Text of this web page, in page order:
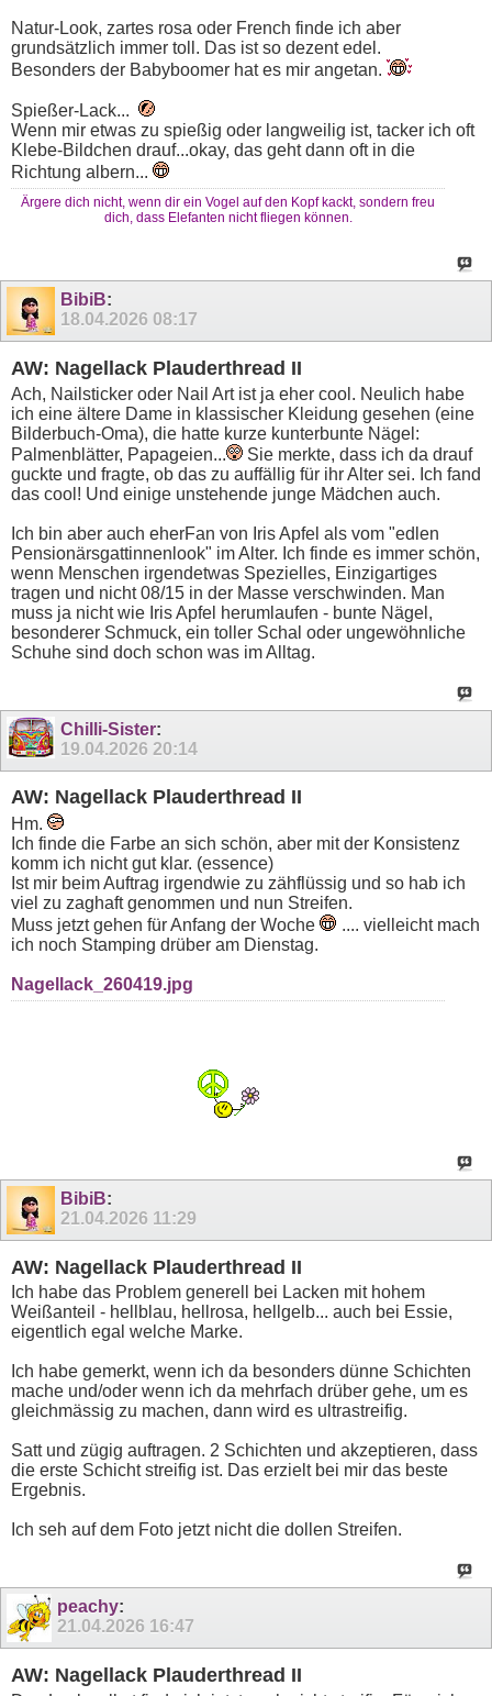
Natur-Look, zartes rosa oder French finde ich aber
grundsätzlich immer toll. Das ist so dezent edel.
Besonders der Babyboomer hat es mir angetan.
Spießer-Lack...
Wenn mir etwas zu spießig oder langweilig ist, tacker ich oft
Klebe-Bildchen drauf...okay, das geht dann oft in die
Richtung albern...
Ärgere dich nicht, wenn dir ein Vogel auf den Kopf kackt, sondern freu
dich, dass Elefanten nicht fliegen können.
BibiB:
18.04.2026 08:17
AW: Nagellack Plauderthread II
Ach, Nailsticker oder Nail Art ist ja eher cool. Neulich habe
ich eine ältere Dame in klassischer Kleidung gesehen (eine
Bilderbuch-Oma), die hatte kurze kunterbunte Nägel:
Palmenblätter, Papageien...
Sie merkte, dass ich da drauf
guckte und fragte, ob das zu auffällig für ihr Alter sei. Ich fand
das cool! Und einige unstehende junge Mädchen auch.
Ich bin aber auch eherFan von Iris Apfel als vom "edlen
Pensionärsgattinnenlook" im Alter. Ich finde es immer schön,
wenn Menschen irgendetwas Spezielles, Einzigartiges
tragen und nicht 08/15 in der Masse verschwinden. Man
muss ja nicht wie Iris Apfel herumlaufen - bunte Nägel,
besonderer Schmuck, ein toller Schal oder ungewöhnliche
Schuhe sind doch schon was im Alltag.
Chilli-Sister:
19.04.2026 20:14
AW: Nagellack Plauderthread II
Hm.
Ich finde die Farbe an sich schön, aber mit der Konsistenz
komm ich nicht gut klar. (essence)
Ist mir beim Auftrag irgendwie zu zähflüssig und so hab ich
viel zu zaghaft genommen und nun Streifen.
Muss jetzt gehen für Anfang der Woche
.... vielleicht mach
ich noch Stamping drüber am Dienstag.
Nagellack_260419.jpg
BibiB:
21.04.2026 11:29
AW: Nagellack Plauderthread II
Ich habe das Problem generell bei Lacken mit hohem
Weißanteil - hellblau, hellrosa, hellgelb... auch bei Essie,
eigentlich egal welche Marke.
Ich habe gemerkt, wenn ich da besonders dünne Schichten
mache und/oder wenn ich da mehrfach drüber gehe, um es
gleichmässig zu machen, dann wird es ultrastreifig.
Satt und zügig auftragen. 2 Schichten und akzeptieren, dass
die erste Schicht streifig ist. Das erzielt bei mir das beste
Ergebnis.
Ich seh auf dem Foto jetzt nicht die dollen Streifen.
peachy:
21.04.2026 16:47
AW: Nagellack Plauderthread II